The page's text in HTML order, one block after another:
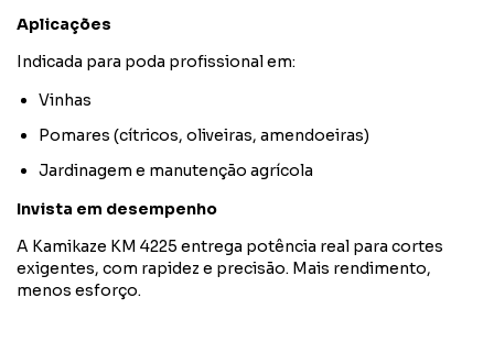
Aplicações
Indicada para poda profissional em:
Vinhas
Pomares (cítricos, oliveiras, amendoeiras)
Jardinagem e manutenção agrícola
Invista em desempenho
A Kamikaze KM 4225 entrega potência real para cortes
exigentes, com rapidez e precisão. Mais rendimento,
menos esforço.